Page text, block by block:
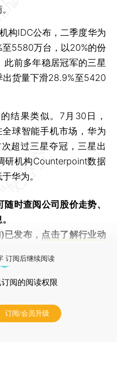
IDC公布，二季度华为
至5580万台，以20%的份
前多年稳居冠军的三星
出货量下滑28.9%至5420
果类似。7月30日，
球智能手机市场，华为
超过三星夺冠，三星出
研机构Counterpoint数据
华为。
随时查阅公司股价走势、
发布， 点击了解行业动
订阅后继续阅读
阅的阅读权限
订阅/会员升级